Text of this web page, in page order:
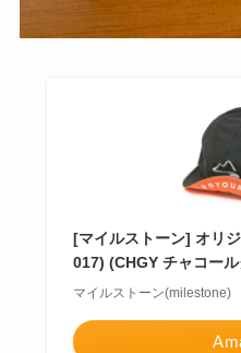
[マイルストーン] オリ
017) (CHGY チャコー
マイルストーン(milestone)